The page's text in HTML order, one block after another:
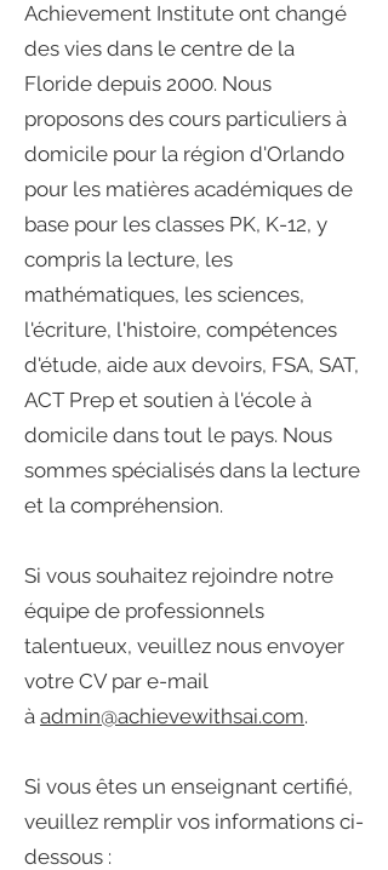
Achievement Institute ont changé
des vies dans le centre de la
Floride depuis 2000. Nous
proposons des cours particuliers à
domicile pour la région d'Orlando
pour les matières académiques de
base pour les classes PK, K-12, y
compris la lecture, les
mathématiques, les sciences,
l'écriture, l'histoire, compétences
d'étude, aide aux devoirs, FSA, SAT,
ACT Prep et soutien à l'école à
domicile dans tout le pays. Nous
sommes spécialisés dans la lecture
et la compréhension.
Si vous souhaitez rejoindre notre
équipe de professionnels
talentueux, veuillez nous envoyer
votre CV par e-mail
à admin@achievewithsai.com.
Si vous êtes un enseignant certifié,
veuillez remplir vos informations ci-
dessous :